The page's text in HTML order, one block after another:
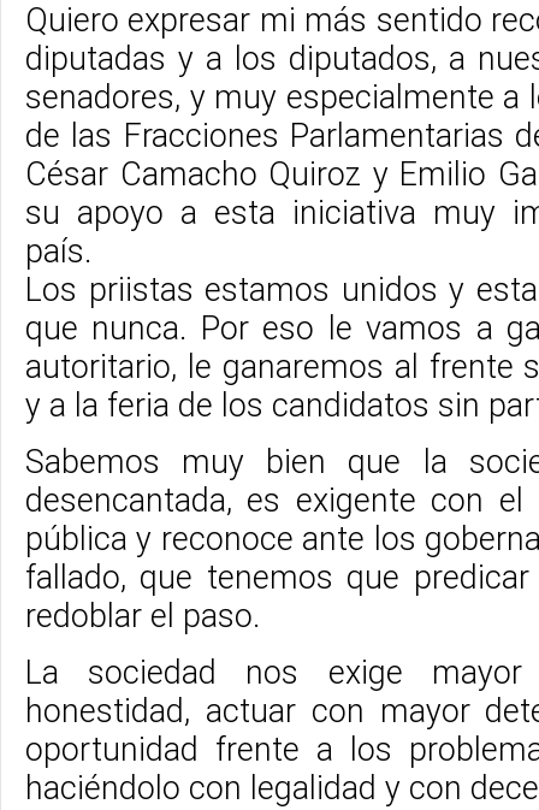
Quiero expresar mi más sentido
diputadas y a los diputados, a
senadores, y muy especialmente a
de las Fracciones Parlamentarias
César Camacho Quiroz y Emilio
su apoyo a esta iniciativa muy
país.
Los priistas estamos unidos y
que nunca. Por eso le vamos a
autoritario, le ganaremos al frente
y a la feria de los candidatos sin
Sabemos muy bien que la
desencantada, es exigente con
pública y reconoce ante los
fallado, que tenemos que
redoblar el paso.
La sociedad nos exige mayor
honestidad, actuar con mayor
oportunidad frente a los
haciéndolo con legalidad y con